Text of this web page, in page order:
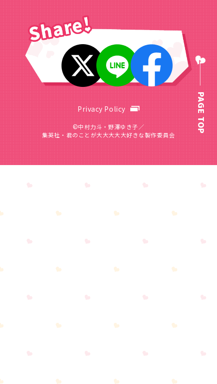
Privacy Policy
©中村力斗・野澤ゆき子／
集英社・君のことが大大大大大好きな製作委員会
PAGE TOP